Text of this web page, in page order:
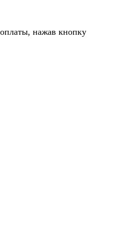
нажав кнопку